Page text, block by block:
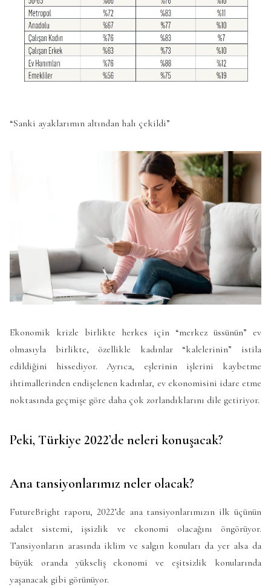
“Sanki ayaklarımın altından halı çekildi”
Ekonomik krizle birlikte herkes için “merkez üssünün” ev
olmasıyla birlikte, özellikle kadınlar “kalelerinin” istila
edildiğini hissediyor. Ayrıca, eşlerinin işlerini kaybetme
ihtimallerinden endişelenen kadınlar, ev ekonomisini idare etme
noktasında geçmişe göre daha çok zorlandıklarını dile getiriyor.
Peki, Türkiye 2022’de neleri konuşacak?
Ana tansiyonlarımız neler olacak?
FutureBright raporu, 2022’de ana tansiyonlarımızın ilk üçünün
adalet sistemi, işsizlik ve ekonomi olacağını öngörüyor.
Tansiyonların arasında iklim ve salgın konuları da yer alsa da
büyük oranda yükseliş ekonomi ve eşitsizlik konularında
yaşanacak gibi görünüyor.